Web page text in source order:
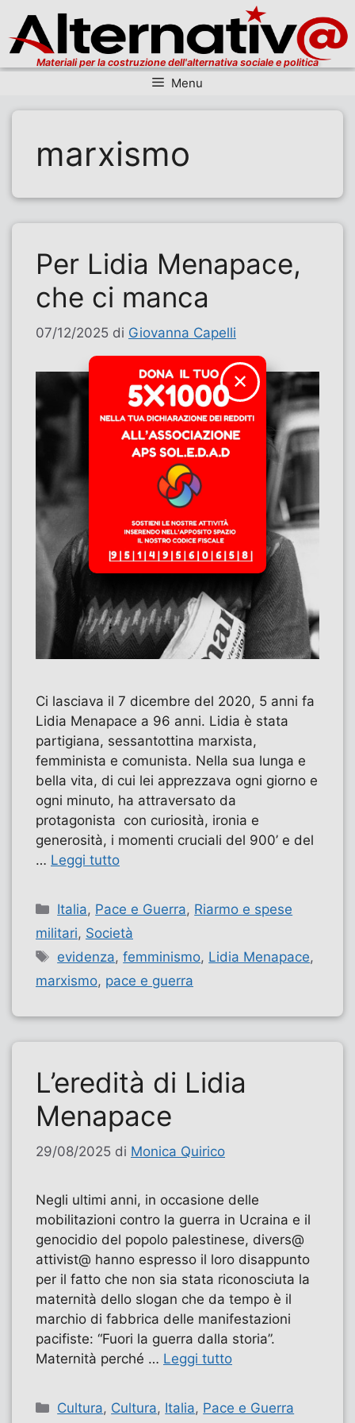
Materiali per la costruzione dell'alternativa sociale e politica
Menu
marxismo
Per Lidia Menapace,
che ci manca
07/12/2025 di Giovanna Capelli
Ci lasciava il 7 dicembre del 2020, 5 anni fa
Lidia Menapace a 96 anni. Lidia è stata
partigiana, sessantottina marxista,
femminista e comunista. Nella sua lunga e
bella vita, di cui lei apprezzava ogni giorno e
ogni minuto, ha attraversato da
protagonista con curiosità, ironia e
generosità, i momenti cruciali del 900’ e del
… Leggi tutto
Categorie
Italia, Pace e Guerra, Riarmo e spese
militari, Società
Tag
evidenza,femminismo, Lidia Menapace,
marxismo, pace e guerra
L’eredità di Lidia
Menapace
29/08/2025 di Monica Quirico
Negli ultimi anni, in occasione delle
mobilitazioni contro la guerra in Ucraina e il
genocidio del popolo palestinese, divers@
attivist@ hanno espresso il loro disappunto
per il fatto che non sia stata riconosciuta la
maternità dello slogan che da tempo è il
marchio di fabbrica delle manifestazioni
pacifiste: “Fuori la guerra dalla storia”.
Maternità perché … Leggi tutto
Categorie
Cultura, Cultura, Italia, Pace e Guerra
✕